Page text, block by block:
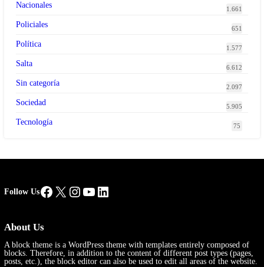
Nacionales 1.661
Policiales 651
Política 1.577
Salta 6.612
Sin categoría 2.097
Sociedad 5.905
Tecnología 75
Follow UsFacebook
X Instagram
YouTube
LinkedIn
About Us
A block theme is a WordPress theme with templates entirely composed of
blocks. Therefore, in addition to the content of different post types (pages,
posts, etc.), the block editor can also be used to edit all areas of the website.